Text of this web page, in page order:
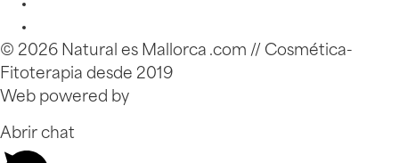
© 2026 Natural es Mallorca .com // Cosmética-
Fitoterapia desde 2019
Web powered by
Abrir chat